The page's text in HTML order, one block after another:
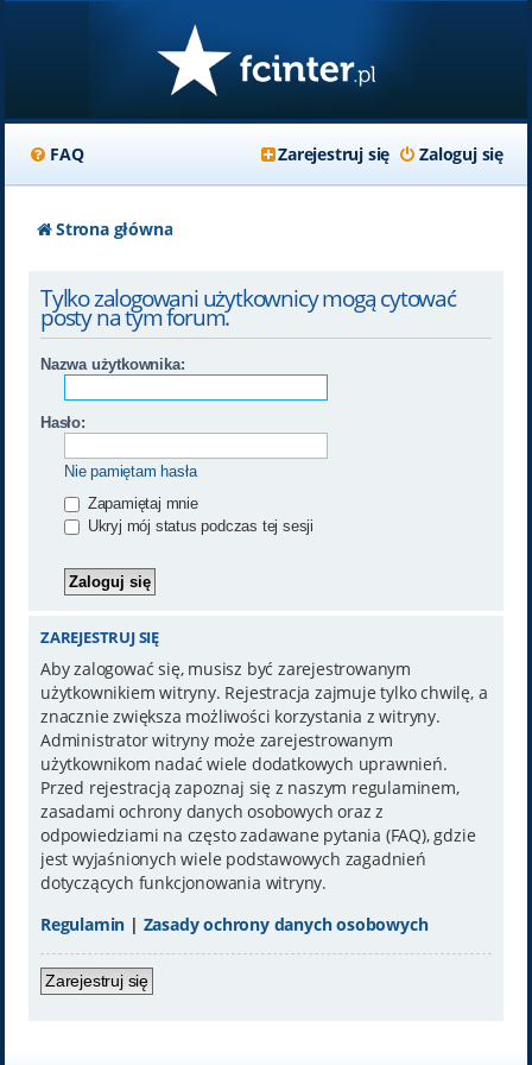
FAQ Zaloguj się
Zarejestruj się
Strona główna
Tylko zalogowani użytkownicy mogą cytować
posty na tym forum.
Nazwa użytkownika:
Hasło:
Nie pamiętam hasła
Zapamiętaj mnie
Ukryj mój status podczas tej sesji
ZAREJESTRUJ SIĘ
Aby zalogować się, musisz być zarejestrowanym
użytkownikiem witryny. Rejestracja zajmuje tylko chwilę, a
znacznie zwiększa możliwości korzystania z witryny.
Administrator witryny może zarejestrowanym
użytkownikom nadać wiele dodatkowych uprawnień.
Przed rejestracją zapoznaj się z naszym regulaminem,
zasadami ochrony danych osobowych oraz z
odpowiedziami na często zadawane pytania (FAQ), gdzie
jest wyjaśnionych wiele podstawowych zagadnień
dotyczących funkcjonowania witryny.
Regulamin | Zasady ochrony danych osobowych
Zarejestruj się